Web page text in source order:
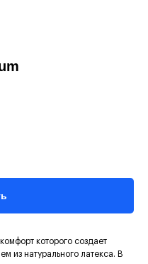
которого создает
из натурального латекса. В